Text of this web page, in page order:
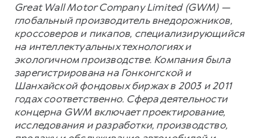
Great Wall Motor Company Limited (GWM) —
глобальный производитель внедорожников,
кроссоверов и пикапов, специализирующийся
на интеллектуальных технологиях и
экологичном производстве. Компания была
зарегистрирована на Гонконгской и
Шанхайской фондовых биржах в 2003 и 2011
годах соответственно. Сфера деятельности
концерна GWM включает проектирование,
исследования и разработки, производство,